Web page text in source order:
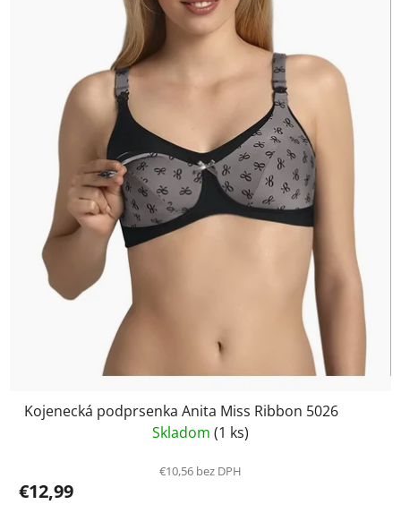
Kojenecká podprsenka Anita Miss Ribbon 5026
Skladom (1 ks)
€10,56 bez DPH
€12,99